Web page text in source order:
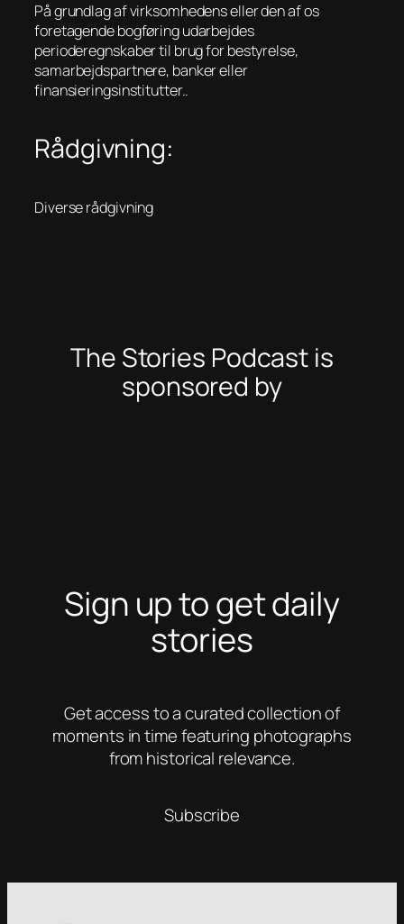
På grundlag af virksomhedens eller den af os
foretagende bogføring udarbejdes
perioderegnskaber til brug for bestyrelse,
samarbejdspartnere, banker eller
finansieringsinstitutter..
Rådgivning:
Diverse rådgivning
The Stories Podcast is
sponsored by
Sign up to get daily
stories
Get access to a curated collection of
moments in time featuring photographs
from historical relevance.
Subscribe